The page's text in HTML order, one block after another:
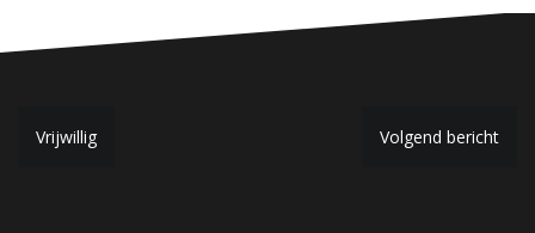
BVrijwillig Volgend bericht